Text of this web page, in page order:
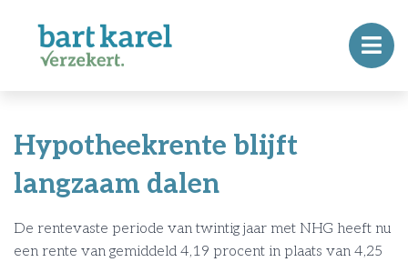
Hypotheekrente blijft
langzaam dalen
De rentevaste periode van twintig jaar met NHG heeft nu
een rente van gemiddeld 4,19 procent in plaats van 4,25